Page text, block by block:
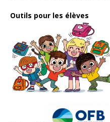
Outils pour les élèves